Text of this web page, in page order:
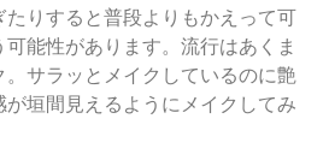
たりすると普段よりもかえって可
能性があります。流行はあくま
サラッとメイクしているのに艶
垣間見えるようにメイクしてみ